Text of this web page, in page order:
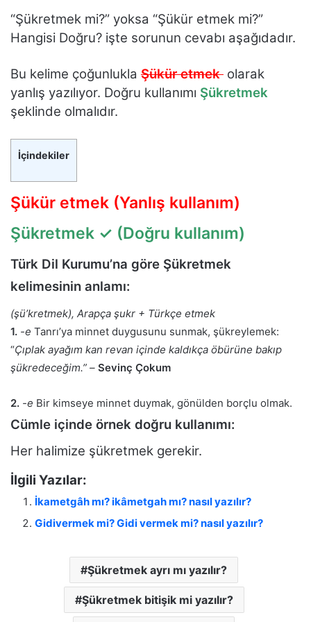
“Şükretmek mi?” yoksa “Şükür etmek mi?”
Hangisi Doğru? işte sorunun cevabı aşağıdadır.
Bu kelime çoğunlukla Şükür etmek olarak
yanlış yazılıyor. Doğru kullanımı Şükretmek
şeklinde olmalıdır.
İçindekiler
Şükür etmek (Yanlış kullanım)
Şükretmek ✓ (Doğru kullanım)
Türk Dil Kurumu’na göre Şükretmek
kelimesinin anlamı:
(şü’kretmek), Arapça şukr + Türkçe etmek
1. -e Tanrı’ya minnet duygusunu sunmak, şükreylemek:
“Çıplak ayağım kan revan içinde kaldıkça öbürüne bakıp
şükredeceğim.” – Sevinç Çokum
2. -e Bir kimseye minnet duymak, gönülden borçlu olmak.
Cümle içinde örnek doğru kullanımı:
Her halimize şükretmek gerekir.
İlgili Yazılar:
İkametgâh mı? ikâmetgah mı? nasıl yazılır?
Gidivermek mi? Gidi vermek mi? nasıl yazılır?
Şükretmek ayrı mı yazılır?
Şükretmek bitişik mi yazılır?